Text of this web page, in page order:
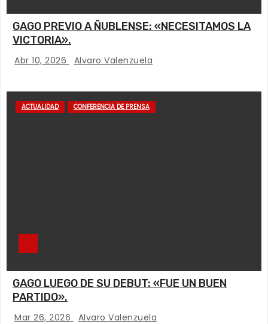
GAGO PREVIO A ÑUBLENSE: «NECESITAMOS LA
VICTORIA».
Abr 10, 2026 Alvaro Valenzuela
ACTUALIDAD CONFERENCIA DE PRENSA
GAGO LUEGO DE SU DEBUT: «FUE UN BUEN
PARTIDO».
Mar 26, 2026 Alvaro Valenzuela